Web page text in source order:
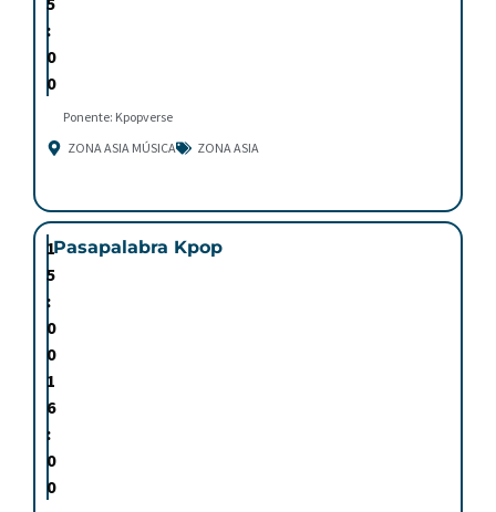
:
0
0
Ponente: Kpopverse
ZONA ASIA MÚSICA
ZONA ASIA
1
5
:
0
0
1
6
:
0
0
Pasapalabra Kpop